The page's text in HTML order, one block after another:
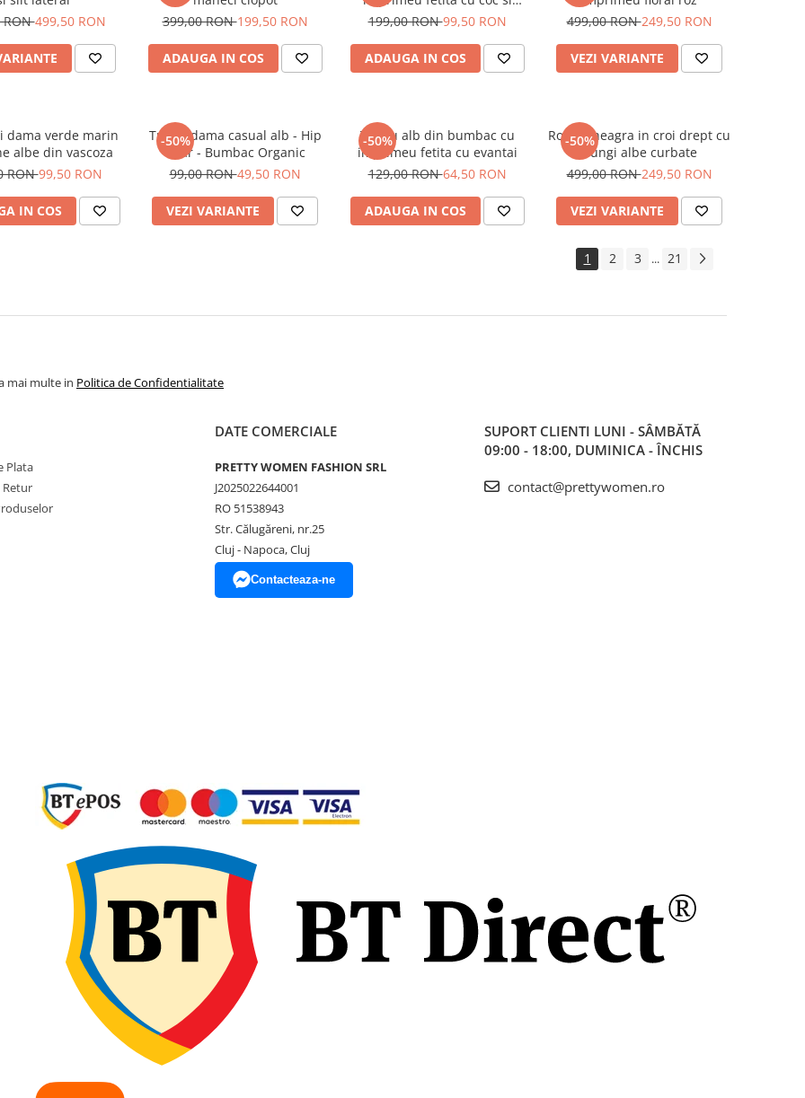
RON499,50 RON
399,00 RON199,50 RON
ADAUGA IN COS
ochelari albastrii
199,00 RON99,50 RON
ADAUGA IN COS
499,00 RON249,50 RON
VEZI VARIANTE
dama verde marin
albe din vascoza
RON99,50 RON
IN COS
-50%
Tricou dama casual alb - Hip
Bear - Bumbac Organic
99,00 RON49,50 RON
VEZI VARIANTE
-50%
Tricou alb din bumbac cu
imprimeu fetita cu evantai
129,00 RON64,50 RON
ADAUGA IN COS
-50%
Rochie neagra in croi drept cu
dungi albe curbate
499,00 RON249,50 RON
VEZI VARIANTE
1 2 3 ... 21
mai multe in Politica de Confidentialitate
Plata
Retur
DATE COMERCIALE
PRETTY WOMEN FASHION SRL
J2025022644001
RO 51538943
Str. Călugăreni, nr.25
Cluj - Napoca, Cluj
Contacteaza-ne
SUPORT CLIENTI LUNI - SÂMBĂTĂ
09:00 - 18:00, DUMINICA - ÎNCHIS
contact@prettywomen.ro